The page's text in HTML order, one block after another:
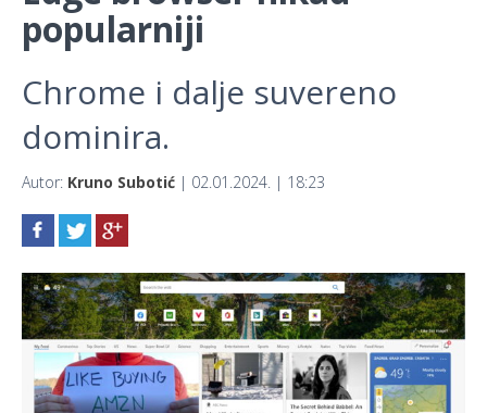
popularniji
Chrome i dalje suvereno
dominira.
Autor: Kruno Subotić | 02.01.2024. | 18:23